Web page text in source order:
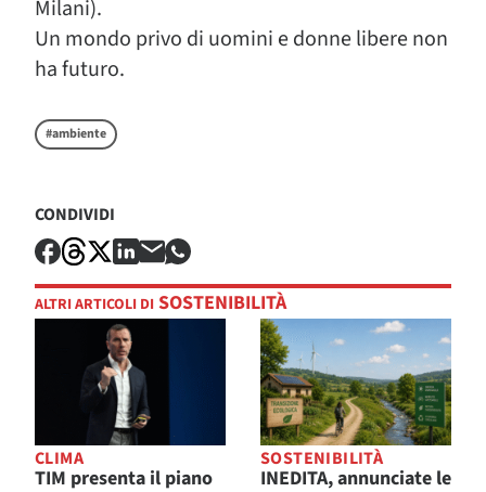
Milani).
Un mondo privo di uomini e donne libere non
ha futuro.
#ambiente
CONDIVIDI
ALTRI ARTICOLI DI SOSTENIBILITÀ
CLIMA
TIM presenta il piano
SOSTENIBILITÀ
INEDITA, annunciate le